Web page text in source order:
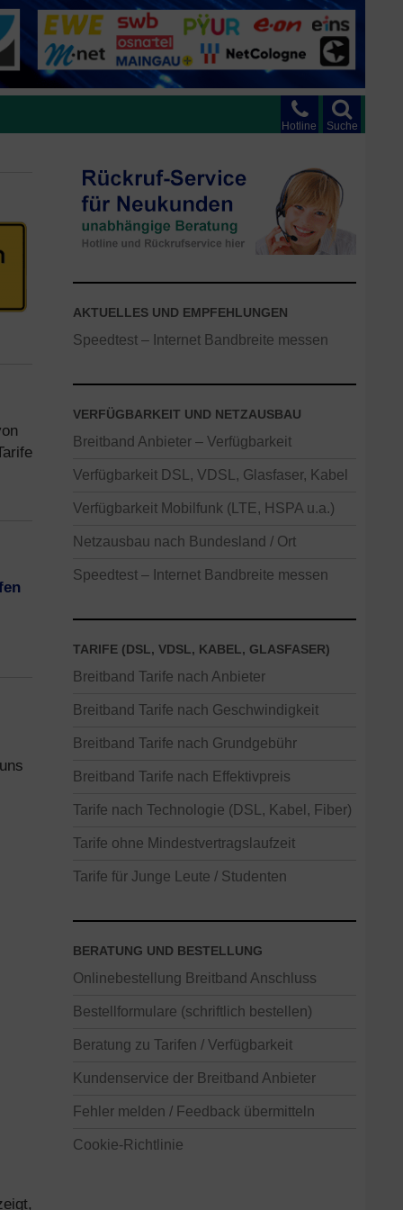
Suche
Hotline
AKTUELLES UND EMPFEHLUNGEN
Speedtest – Internet Bandbreite messen
VERFÜGBARKEIT UND NETZAUSBAU
Breitband Anbieter – Verfügbarkeit
Verfügbarkeit DSL, VDSL, Glasfaser, Kabel
Verfügbarkeit Mobilfunk (LTE, HSPA u.a.)
Netzausbau nach Bundesland / Ort
Speedtest – Internet Bandbreite messen
TARIFE (DSL, VDSL, KABEL, GLASFASER)
Breitband Tarife nach Anbieter
Breitband Tarife nach Geschwindigkeit
Breitband Tarife nach Grundgebühr
Breitband Tarife nach Effektivpreis
Tarife nach Technologie (DSL, Kabel, Fiber)
Tarife ohne Mindestvertragslaufzeit
Tarife für Junge Leute / Studenten
BERATUNG UND BESTELLUNG
Onlinebestellung Breitband Anschluss
Bestellformulare (schriftlich bestellen)
Beratung zu Tarifen / Verfügbarkeit
Kundenservice der Breitband Anbieter
Fehler melden / Feedback übermitteln
Cookie-Richtlinie